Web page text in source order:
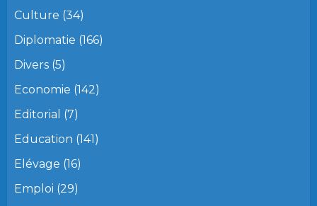
Culture (34)
Diplomatie (166)
Divers (5)
Economie (142)
Editorial (7)
Education (141)
Elévage (16)
Emploi (29)